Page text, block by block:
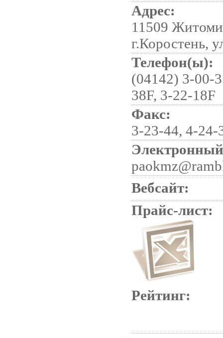
Адрес:
11509
г.Коростень,
Телефон(ы):
(04142) 3-00-
38F, 3-22-18F
Факс:
3-23-44, 4-24-
Вебсайт:
Прайс-лист:
Рейтинг: